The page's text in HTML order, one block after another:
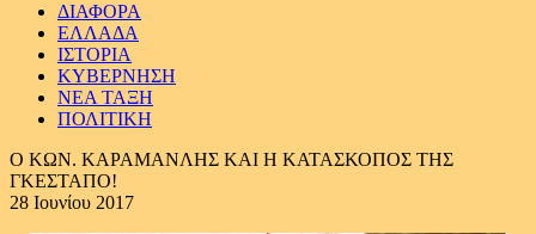
ΔΙΑΦΟΡΑ
ΕΛΛΑΔΑ
ΙΣΤΟΡΙΑ
ΚΥΒΕΡΝΗΣΗ
ΝΕΑ ΤΑΞΗ
ΠΟΛΙΤΙΚΗ
Ο ΚΩΝ. ΚΑΡΑΜΑΝΛΗΣ ΚΑΙ Η ΚΑΤΑΣΚΟΠΟΣ ΤΗΣ
ΓΚΕΣΤΑΠΟ!
28 Ιουνίου 2017